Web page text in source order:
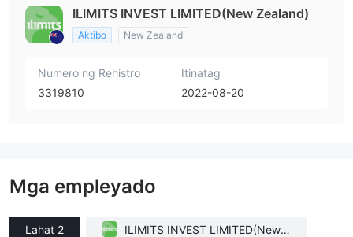
ILIMITS INVEST LIMITED(New Zealand)
Aktibo New Zealand
Numero ng Rehistro
3319810
Itinatag
2022-08-20
Mga empleyado
Lahat 2
ILIMITS INVEST LIMITED(New Z